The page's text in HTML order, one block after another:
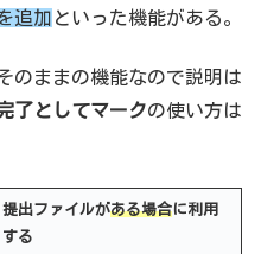
追加 といった機能がある。
のままの機能なので説明は
了としてマークの使い方は
提出ファイルがある場合に利用
する